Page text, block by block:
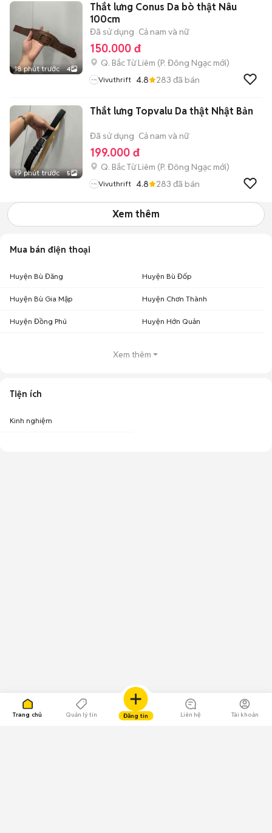
Trang chủ Quản lý tin Đăng tin Liên hệ Tài khoản
18 phút trước 4
Thắt lưng Conus Da bò thật Nâu
100cm
Đã sử dụng Cả nam và nữ
150.000 đ
Q. Bắc Từ Liêm (P. Đông Ngạc mới)
Vivuthrift 4.8 283 đã bán
19 phút trước 5
Thắt lưng Topvalu Da thật Nhật Bản
Đã sử dụng Cả nam và nữ
199.000 đ
Q. Bắc Từ Liêm (P. Đông Ngạc mới)
Vivuthrift 4.8 283 đã bán
Xem thêm
Mua bán điện thoại
Huyện Bù Đăng Huyện Bù Đốp
Huyện Bù Gia Mập Huyện Chơn Thành
Huyện Đồng Phú Huyện Hớn Quản
Xem thêm
Tiện ích
Kinh nghiệm